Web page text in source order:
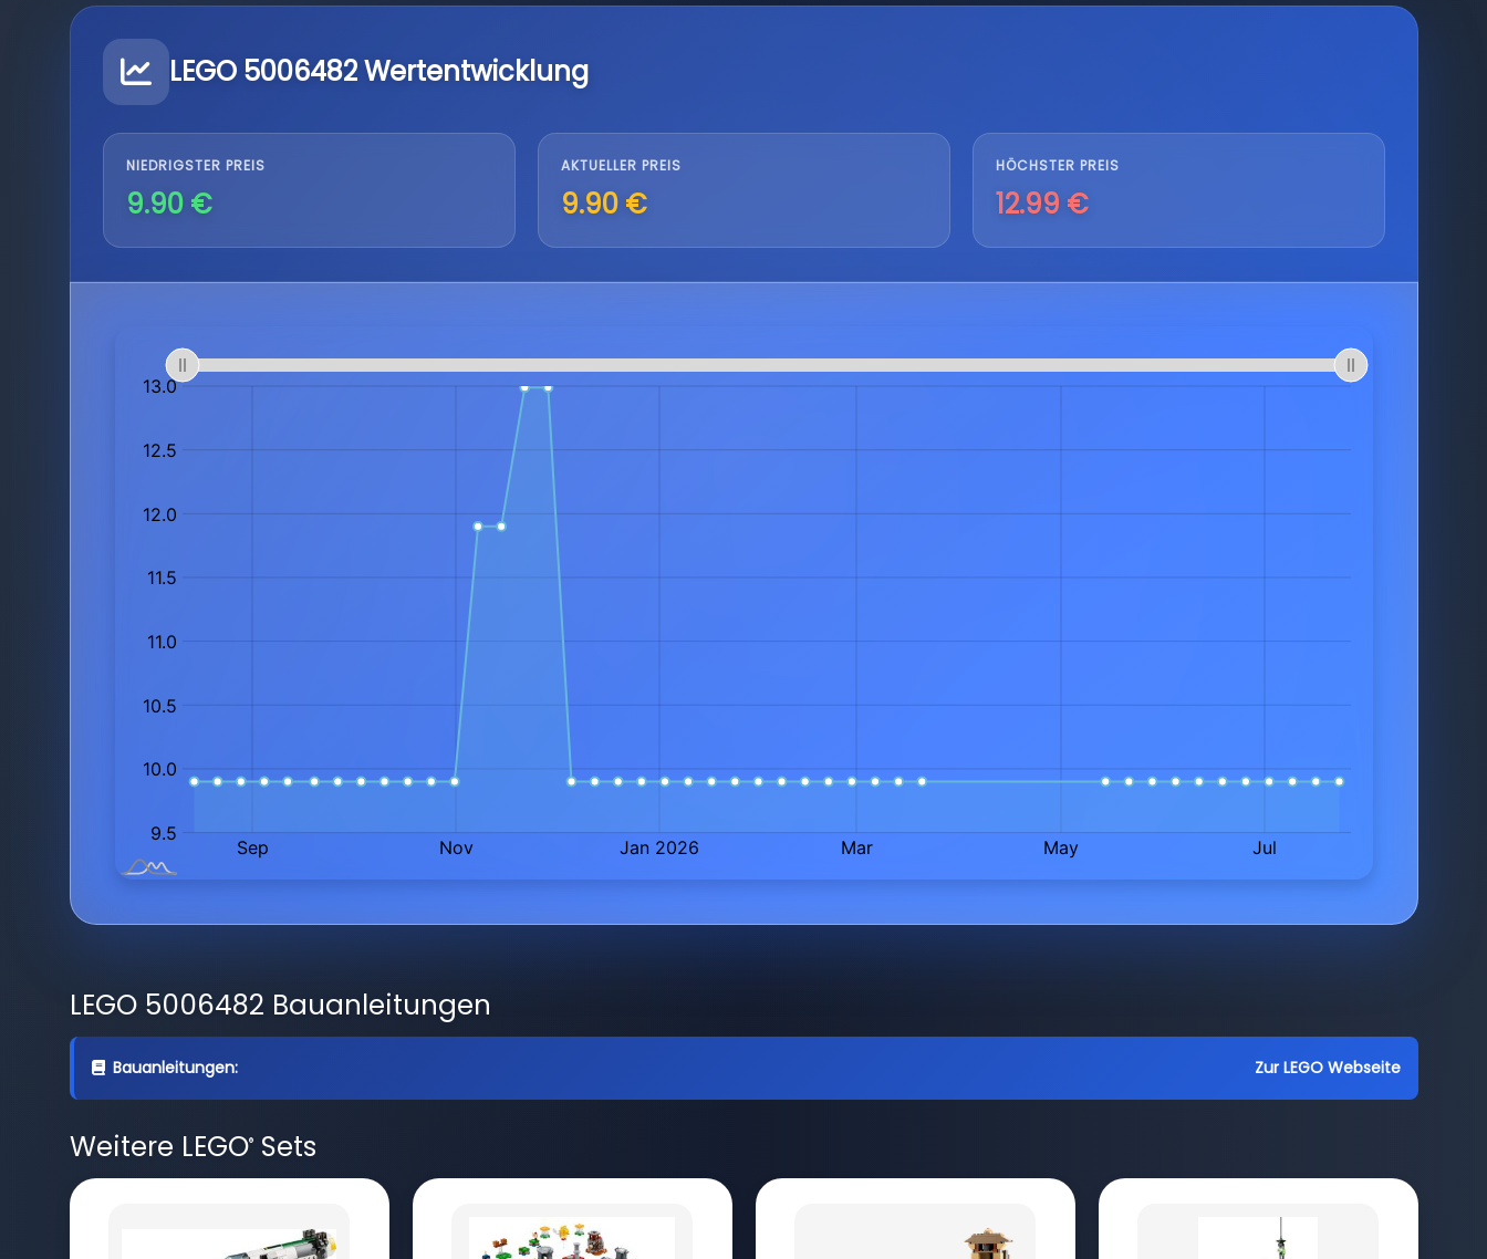
LEGO 5006482 Wertentwicklung
NIEDRIGSTER PREIS
9.90 €
AKTUELLER PREIS
9.90 €
HÖCHSTER PREIS
12.99 €
LEGO 5006482 Bauanleitungen
Bauanleitungen: Zur LEGO Webseite
Weitere LEGO®Sets